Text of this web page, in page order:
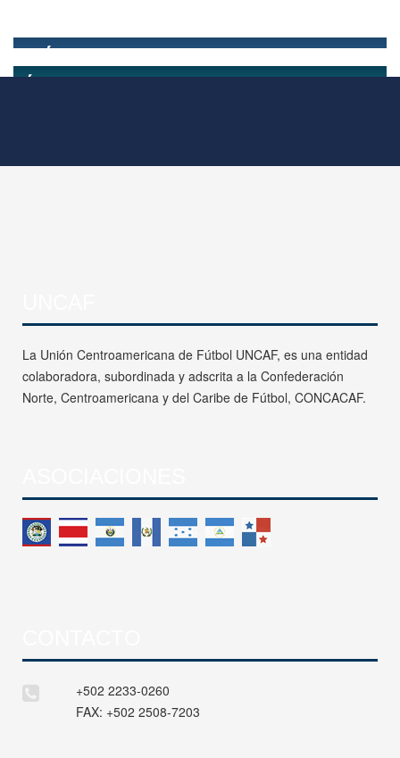
La Unión Centroamericana de Fútbol UNCAF, es una entidad
colaboradora, subordinada y adscrita a la Confederación
Norte, Centroamericana y del Caribe de Fútbol, CONCACAF.
+502 2233-0260
FAX: +502 2508-7203